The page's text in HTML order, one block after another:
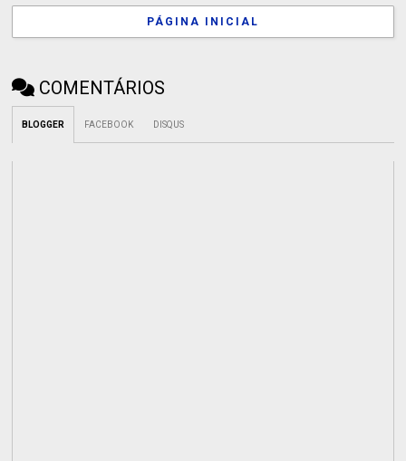
PÁGINA INICIAL
COMENTÁRIOS
BLOGGER FACEBOOK DISQUS